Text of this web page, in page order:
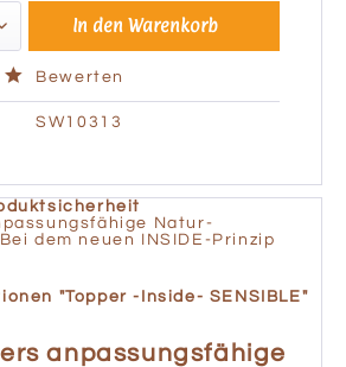
In den Warenkorb
Bewerten
SW10313
Natur-
dem neuen INSIDE-Prinzip
"Topper -Inside- SENSIBLE"
anpassungsfähige